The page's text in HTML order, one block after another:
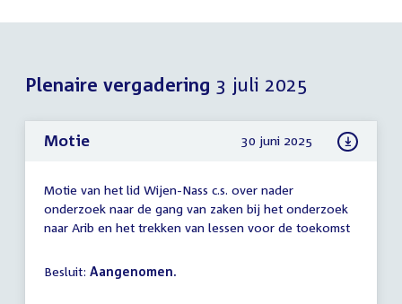
Plenaire vergadering 3 juli 2025
Motie 30 juni 2025
Motie van het lid Wijen-Nass c.s. over nader
onderzoek naar de gang van zaken bij het onderzoek
naar Arib en het trekken van lessen voor de toekomst
Besluit: Aangenomen.